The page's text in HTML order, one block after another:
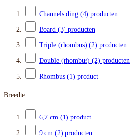
Channelsiding (4) producten
Board (3) producten
Triple (rhombus) (2) producten
Double (rhombus) (2) producten
Rhombus (1) product
Breedte
6,7 cm (1) product
9 cm (2) producten